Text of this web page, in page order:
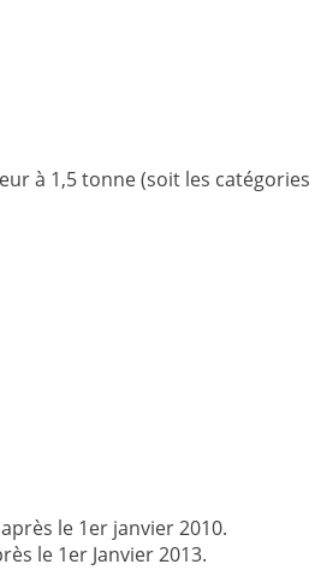
à 1,5 tonne (soit les catégories
le 1er janvier 2010.
le 1er Janvier 2013.